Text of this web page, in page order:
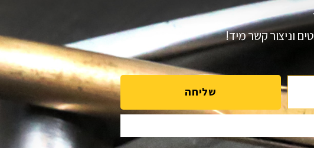
וניצור קשר מיד!
שליחה